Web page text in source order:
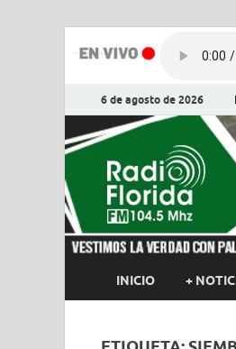
6 de agosto de 2026
INICIO +